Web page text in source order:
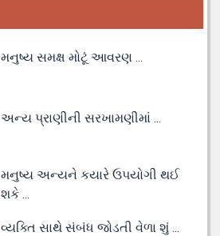
મનુષ્ય સમક્ષ મોટૂં આવરણ ...
અન્ય પ્રાણીની સરખામણીમાં ...
મનુષ્ય અન્યને કયારે ઉપયોગી થઈ
શકે ...
વ્યક્તિ સાથે સંબંધ જોડતી વેળા શું ...